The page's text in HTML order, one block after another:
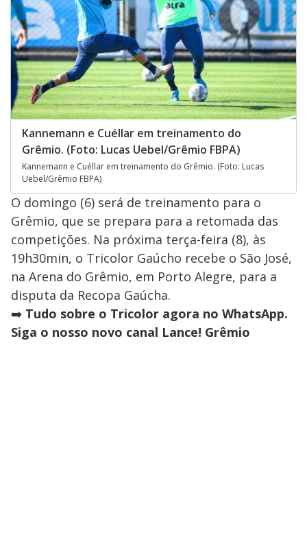
Kannemann e Cuéllar em treinamento do
Grêmio. (Foto: Lucas Uebel/Grêmio FBPA)
Kannemann e Cuéllar em treinamento do Grêmio. (Foto: Lucas
Uebel/Grêmio FBPA)
O domingo (6) será de treinamento para o
Grêmio, que se prepara para a retomada das
competições. Na próxima terça-feira (8), às
19h30min, o Tricolor Gaúcho recebe o São José,
na Arena do Grêmio, em Porto Alegre, para a
disputa da Recopa Gaúcha.
➡️ Tudo sobre o Tricolor agora no WhatsApp.
Siga o nosso novo canal Lance! Grêmio